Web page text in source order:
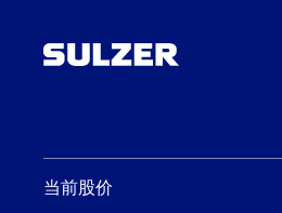
当前股价